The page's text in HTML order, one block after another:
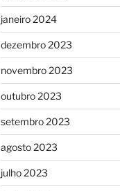
janeiro 2024
dezembro 2023
novembro 2023
outubro 2023
setembro 2023
agosto 2023
julho 2023